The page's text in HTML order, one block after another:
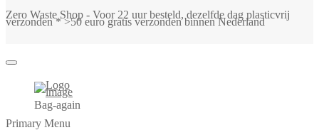
Zero Waste Shop - Voor 22 uur besteld, dezelfde dag plasticvrij
verzonden * >50 euro gratis verzonden binnen Nederland
Bag-again
Primary Menu